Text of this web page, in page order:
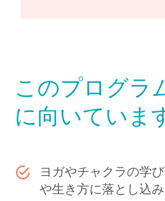
このプログラ
に向いていま
ヨガやチャクラの学
や生き方に落とし込